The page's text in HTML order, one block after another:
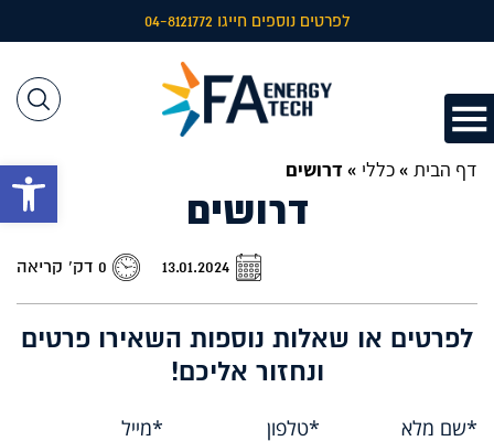
לפרטים נוספים חייגו 04-8121772
דף הבית »כללי » דרושים
דרושים
13.01.2024 0 דק’ קריאה
לפרטים או שאלות נוספות השאירו פרטים
ונחזור אליכם!